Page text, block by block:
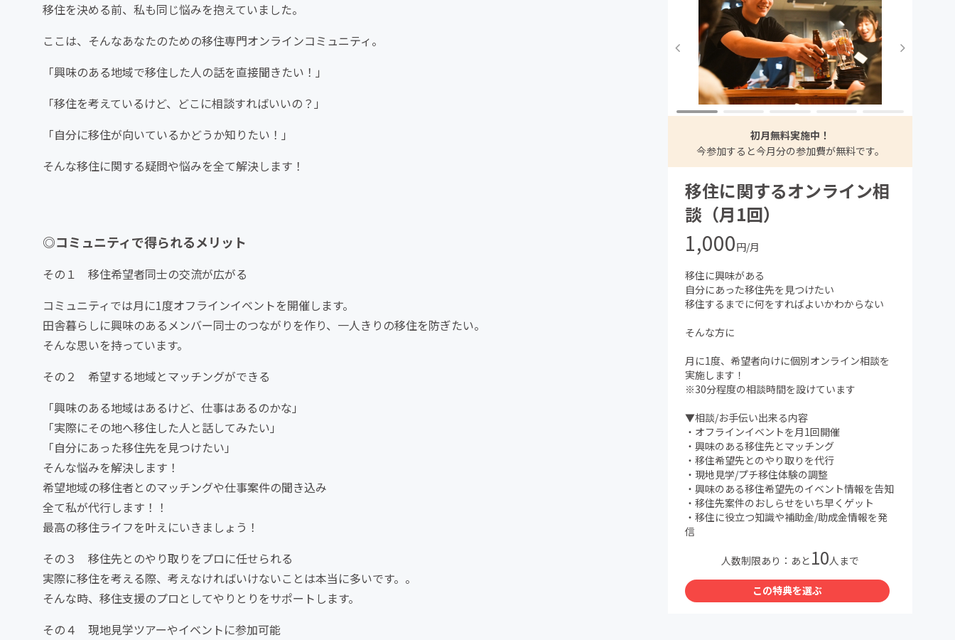
移住を決める前、私も同じ悩みを抱えていました。
ここは、そんなあなたのための移住専門オンラインコミュニティ。
「興味のある地域で移住した人の話を直接聞きたい！」
「移住を考えているけど、どこに相談すればいいの？」
「自分に移住が向いているかどうか知りたい！」
そんな移住に関する疑問や悩みを全て解決します！
◎コミュニティで得られるメリット
その１ 移住希望者同士の交流が広がる
コミュニティでは月に1度オフラインイベントを開催します。
田舎暮らしに興味のあるメンバー同士のつながりを作り、一人きりの移住を防ぎたい。
そんな思いを持っています。
その２ 希望する地域とマッチングができる
「興味のある地域はあるけど、仕事はあるのかな」
「実際にその地へ移住した人と話してみたい」
「自分にあった移住先を見つけたい」
そんな悩みを解決します！
希望地域の移住者とのマッチングや仕事案件の聞き込み
全て私が代行します！！
最高の移住ライフを叶えにいきましょう！
その３ 移住先とのやり取りをプロに任せられる
実際に移住を考える際、考えなければいけないことは本当に多いです。。
そんな時、移住支援のプロとしてやりとりをサポートします。
その４ 現地見学ツアーやイベントに参加可能
初月無料実施中！
今参加すると今月分の参加費が無料です。
移住に関するオンライン相
談（月1回）
1,000円/月
移住に興味がある
自分にあった移住先を見つけたい
移住するまでに何をすればよいかわからない
そんな方に
月に1度、希望者向けに個別オンライン相談を
実施します！
※30分程度の相談時間を設けています
▼相談/お手伝い出来る内容
・オフラインイベントを月1回開催
・興味のある移住先とマッチング
・移住希望先とのやり取りを代行
・現地見学/プチ移住体験の調整
・興味のある移住希望先のイベント情報を告知
・移住先案件のおしらせをいち早くゲット
・移住に役立つ知識や補助金/助成金情報を発
信
人数制限あり：あと 10人まで
この特典を選ぶ